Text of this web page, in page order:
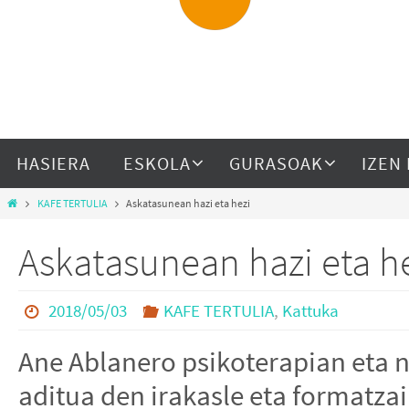
HASIERA ESKOLA GURASOAK IZEN
KAFE TERTULIA Askatasunean hazi eta hezi
Askatasunean hazi eta
2018/05/03 KAFE TERTULIA, Kattuka
Ane Ablanero psikoterapian eta
aditua den irakasle eta